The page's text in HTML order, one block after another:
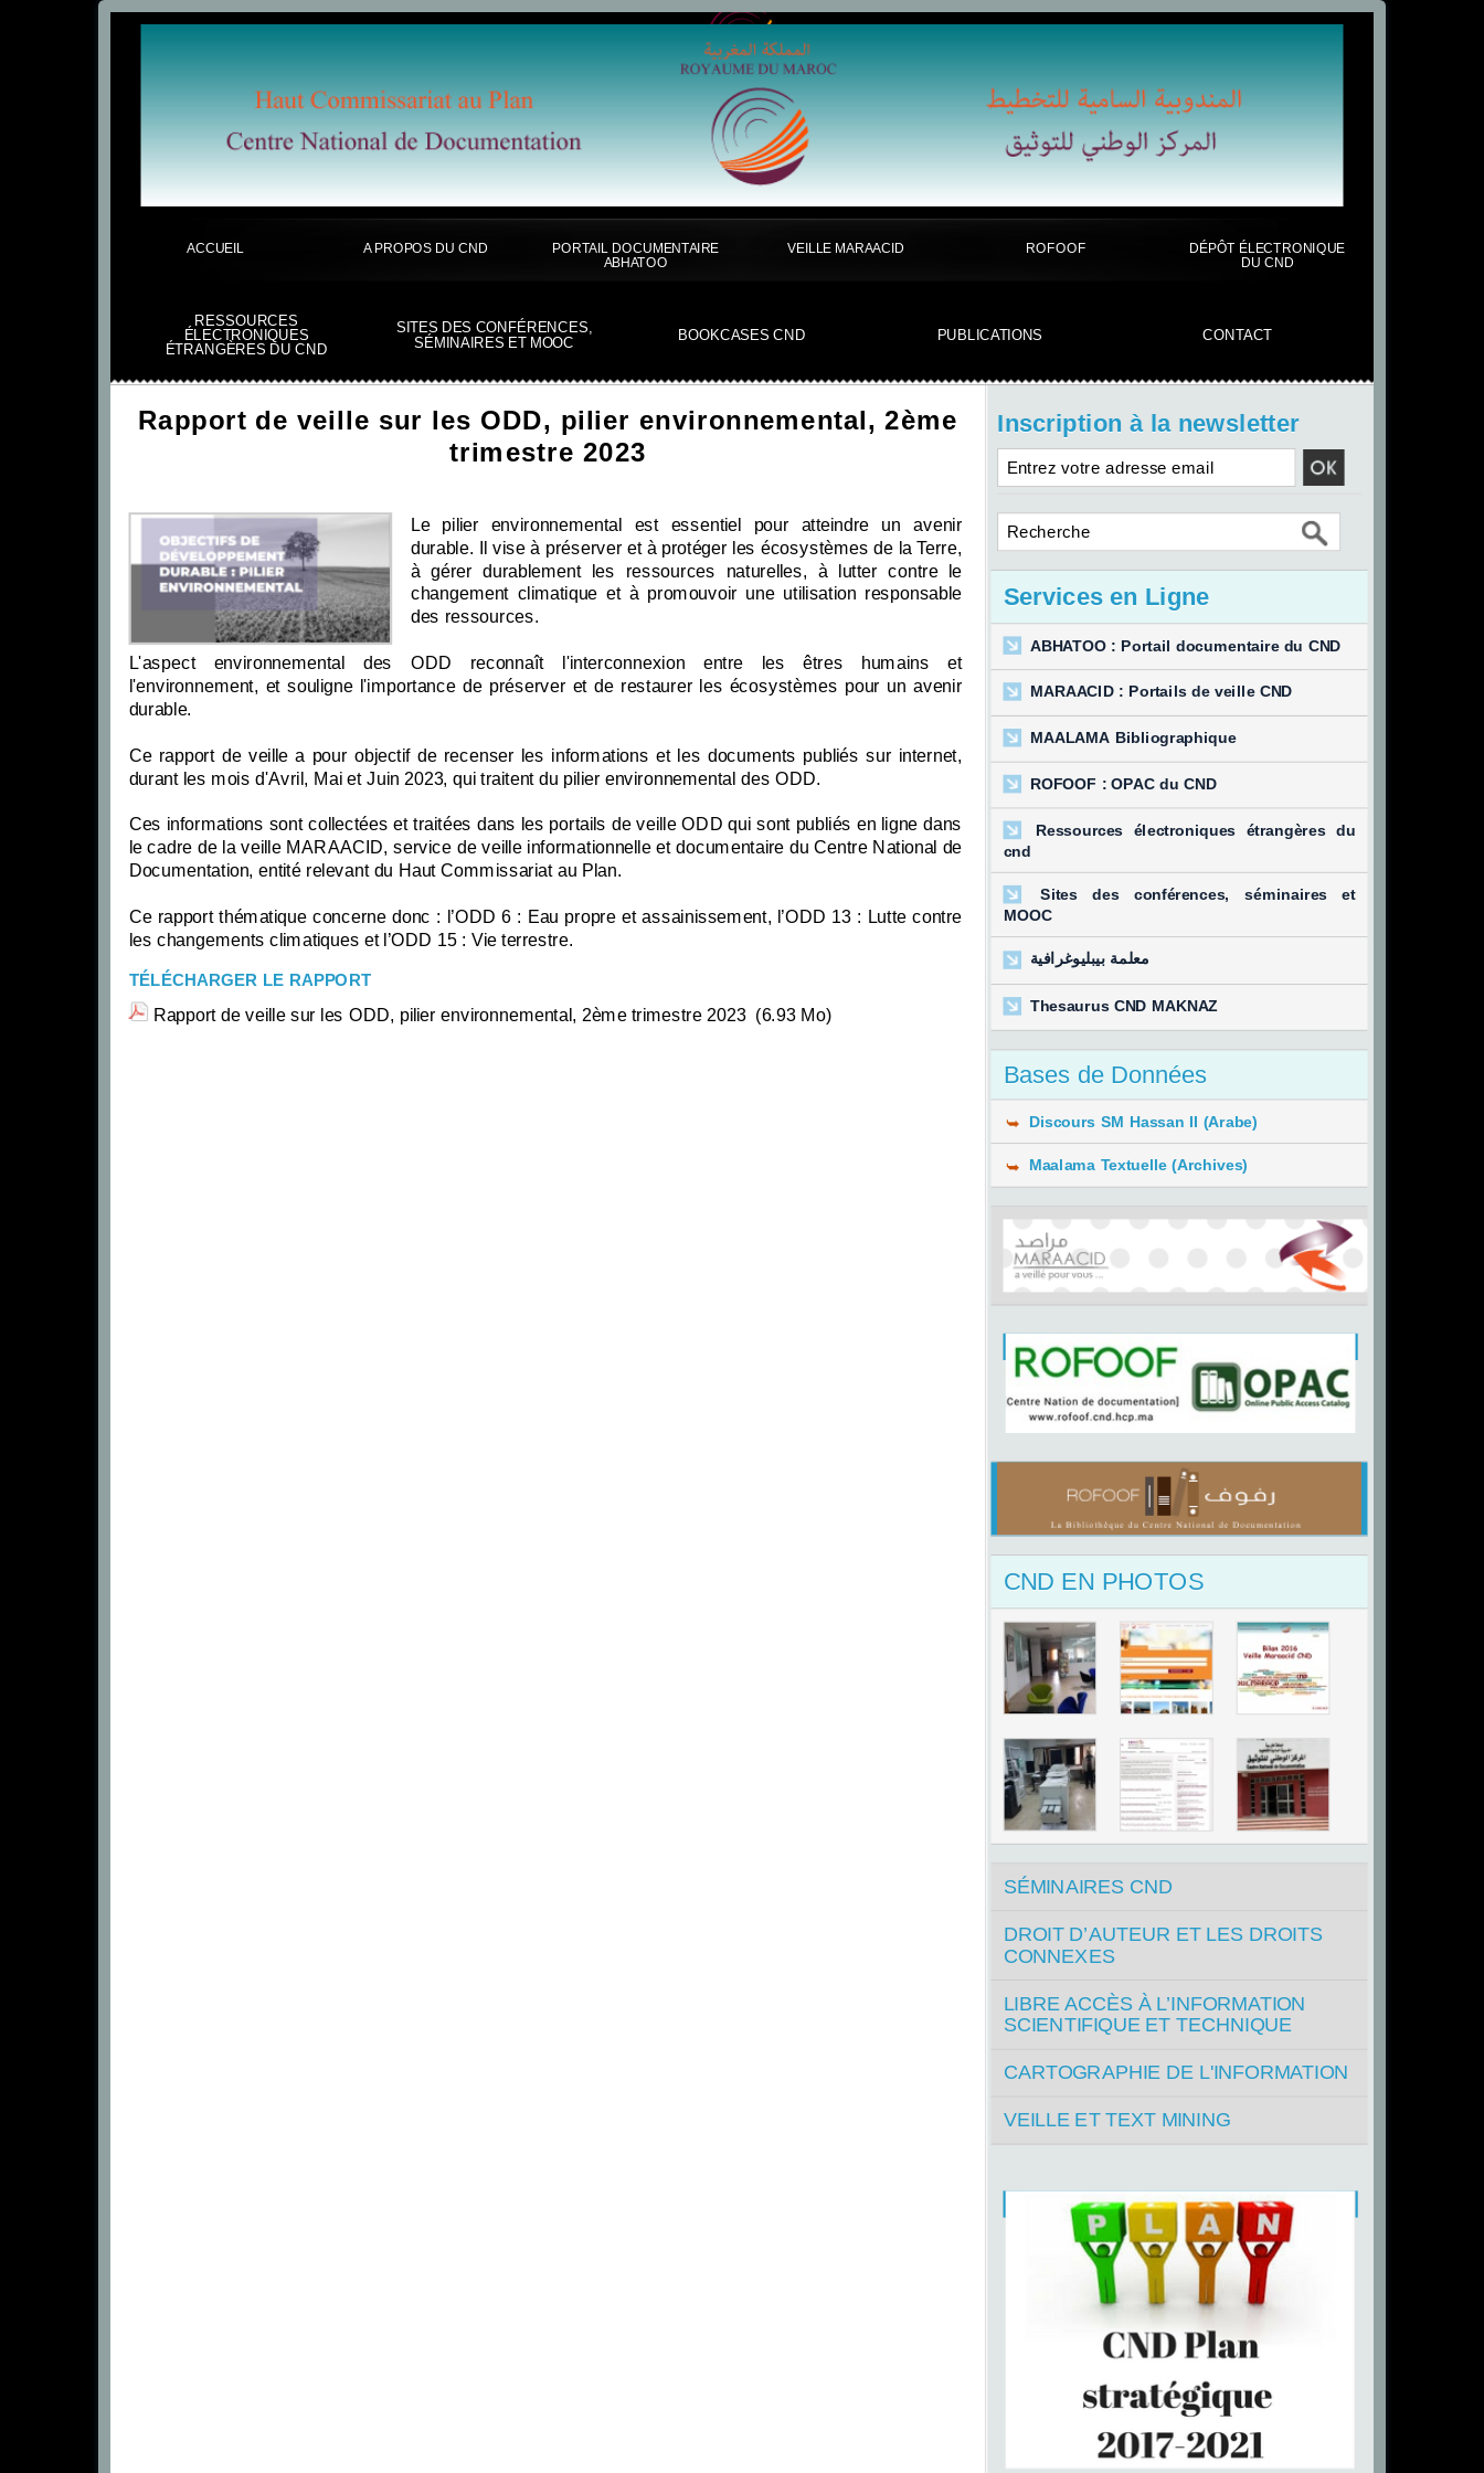
ACCUEIL A PROPOS DU CND PORTAIL DOCUMENTAIRE
ABHATOO
VEILLE MARAACID ROFOOF DÉPÔT ÉLECTRONIQUE
DU CND
RESSOURCES
ÉLECTRONIQUES
ÉTRANGÈRES DU CND
SITES DES CONFÉRENCES,
SÉMINAIRES ET MOOC
BOOKCASES CND PUBLICATIONS CONTACT
Rapport de veille sur les ODD, pilier environnemental, 2ème
trimestre 2023
Le pilier environnemental est essentiel pour atteindre un avenir
durable. Il vise à préserver et à protéger les écosystèmes de la Terre,
à gérer durablement les ressources naturelles, à lutter contre le
changement climatique et à promouvoir une utilisation responsable
des ressources.
L'aspect environnemental des ODD reconnaît l'interconnexion entre les êtres humains et
l'environnement, et souligne l'importance de préserver et de restaurer les écosystèmes pour un avenir
durable.
Ce rapport de veille a pour objectif de recenser les informations et les documents publiés sur internet,
durant les mois d'Avril, Mai et Juin 2023, qui traitent du pilier environnemental des ODD.
Ces informations sont collectées et traitées dans les portails de veille ODD qui sont publiés en ligne dans
le cadre de la veille MARAACID, service de veille informationnelle et documentaire du Centre National de
Documentation, entité relevant du Haut Commissariat au Plan.
Ce rapport thématique concerne donc : l’ODD 6 : Eau propre et assainissement, l’ODD 13 : Lutte contre
les changements climatiques et l’ODD 15 : Vie terrestre.
TÉLÉCHARGER LE RAPPORT
Rapport de veille sur les ODD, pilier environnemental, 2ème trimestre 2023 (6.93 Mo)
Inscription à la newsletter
Services en Ligne
ABHATOO : Portail documentaire du CND
MARAACID : Portails de veille CND
MAALAMA Bibliographique
ROFOOF : OPAC du CND
Ressources électroniques étrangères du
cnd
Sites des conférences, séminaires et
MOOC
معلمة بيبليوغرافية
Thesaurus CND MAKNAZ
Bases de Données
Discours SM Hassan II (Arabe)
Maalama Textuelle (Archives)
CND EN PHOTOS
SÉMINAIRES CND
DROIT D’AUTEUR ET LES DROITS
CONNEXES
LIBRE ACCÈS À L’INFORMATION
SCIENTIFIQUE ET TECHNIQUE
CARTOGRAPHIE DE L'INFORMATION
VEILLE ET TEXT MINING